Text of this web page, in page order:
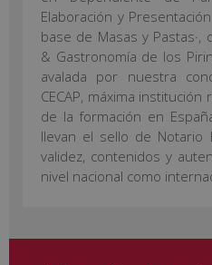
Elaboración y
base de Masas y Pastas·,
& Gastronomía de los
avalada por nuestra
CECAP, máxima
de la formación en
llevan el sello de
validez, contenidos y
nivel nacional como